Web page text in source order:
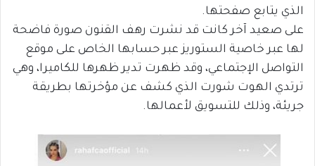
الذي يتابع صفحتها.
على صعيد آخر كانت قد نشرت رهف القنون صورة فاضحة
لها عبر خاصية الستوريز عبر حسابها الخاص على موقع
التواصل الإجتماعي، وقد ظهرت تدير ظهرها للكاميرا، وهي
ترتدي الهوت شورت الذي كشف عن مؤخرتها بطريقة
جريئة، وذلك للتسويق لأعمالها.